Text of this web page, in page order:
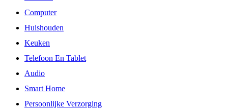
Computer
Huishouden
Keuken
Telefoon En Tablet
Audio
Smart Home
Persoonlijke Verzorging